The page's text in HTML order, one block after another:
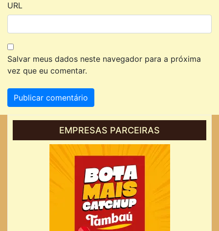
URL
Salvar meus dados neste navegador para a próxima
vez que eu comentar.
EMPRESAS PARCEIRAS